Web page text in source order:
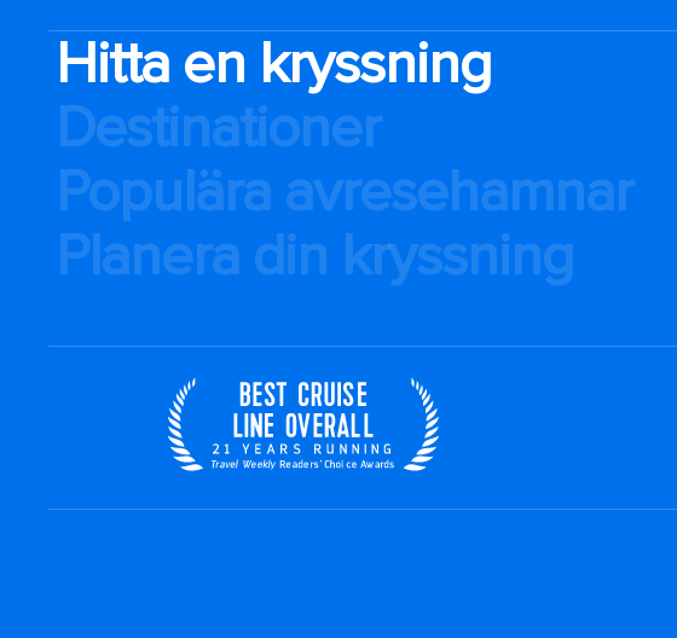
Hitta en kryssning
Destinationer
Populära avresehamnar
Planera din kryssning